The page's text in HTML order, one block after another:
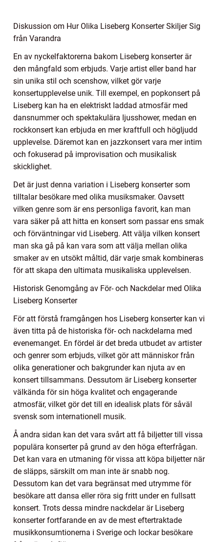
Diskussion om Hur Olika Liseberg Konserter Skiljer Sig
från Varandra
En av nyckelfaktorerna bakom Liseberg konserter är
den mångfald som erbjuds. Varje artist eller band har
sin unika stil och scenshow, vilket gör varje
konsertupplevelse unik. Till exempel, en popkonsert på
Liseberg kan ha en elektriskt laddad atmosfär med
dansnummer och spektakulära ljusshower, medan en
rockkonsert kan erbjuda en mer kraftfull och högljudd
upplevelse. Däremot kan en jazzkonsert vara mer intim
och fokuserad på improvisation och musikalisk
skicklighet.
Det är just denna variation i Liseberg konserter som
tilltalar besökare med olika musiksmaker. Oavsett
vilken genre som är ens personliga favorit, kan man
vara säker på att hitta en konsert som passar ens smak
och förväntningar vid Liseberg. Att välja vilken konsert
man ska gå på kan vara som att välja mellan olika
smaker av en utsökt måltid, där varje smak kombineras
för att skapa den ultimata musikaliska upplevelsen.
Historisk Genomgång av För- och Nackdelar med Olika
Liseberg Konserter
För att förstå framgången hos Liseberg konserter kan vi
även titta på de historiska för- och nackdelarna med
evenemanget. En fördel är det breda utbudet av artister
och genrer som erbjuds, vilket gör att människor från
olika generationer och bakgrunder kan njuta av en
konsert tillsammans. Dessutom är Liseberg konserter
välkända för sin höga kvalitet och engagerande
atmosfär, vilket gör det till en idealisk plats för såväl
svensk som internationell musik.
Å andra sidan kan det vara svårt att få biljetter till vissa
populära konserter på grund av den höga efterfrågan.
Det kan vara en utmaning för vissa att köpa biljetter när
de släpps, särskilt om man inte är snabb nog.
Dessutom kan det vara begränsat med utrymme för
besökare att dansa eller röra sig fritt under en fullsatt
konsert. Trots dessa mindre nackdelar är Liseberg
konserter fortfarande en av de mest eftertraktade
musikkonsumtionerna i Sverige och lockar besökare